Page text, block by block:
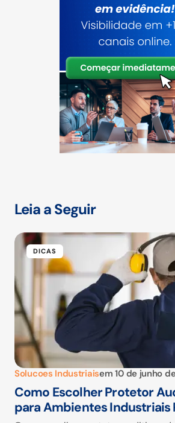
Leia a Seguir
DICAS
Solucoes Industriaisem 10 de junho
Como Escolher Protetor
para Ambientes Industriais